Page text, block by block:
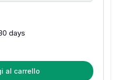
days
Intel Core i9-9900U, 16GB di
al carrello